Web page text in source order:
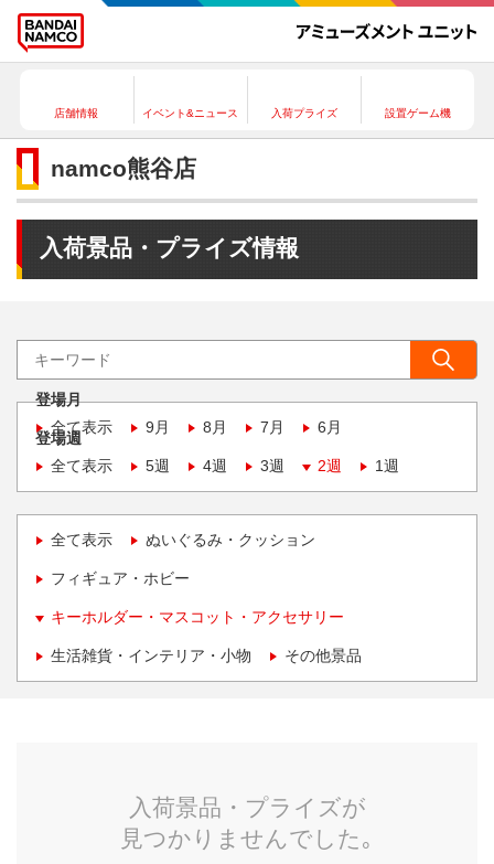
店舗情報 イベント&ニュース 入荷プライズ 設置ゲーム機
namco熊谷店
入荷景品・プライズ情報
登場月
全て表示
9月 8月 7月 6月
登場週
全て表示
5週 4週 3週 2週 1週
全て表示 ぬいぐるみ・クッション
フィギュア・ホビー
キーホルダー・マスコット・アクセサリー
生活雑貨・インテリア・小物 その他景品